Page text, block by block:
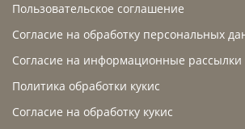
Пользовательское соглашение
Согласие на обработку персональных
Согласие на информационные рассылки
Политика обработки кукис
Согласие на обработку кукис